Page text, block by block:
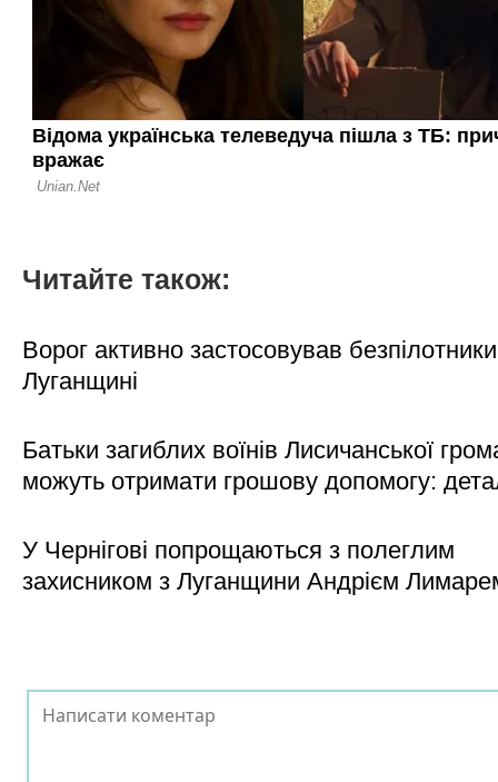
Читайте також:
Ворог активно застосовував
Луганщині
Батьки загиблих воїнів Лисичанської
можуть отримати грошову допомогу:
У Чернігові попрощаються з полеглим
захисником з Луганщини Андрієм